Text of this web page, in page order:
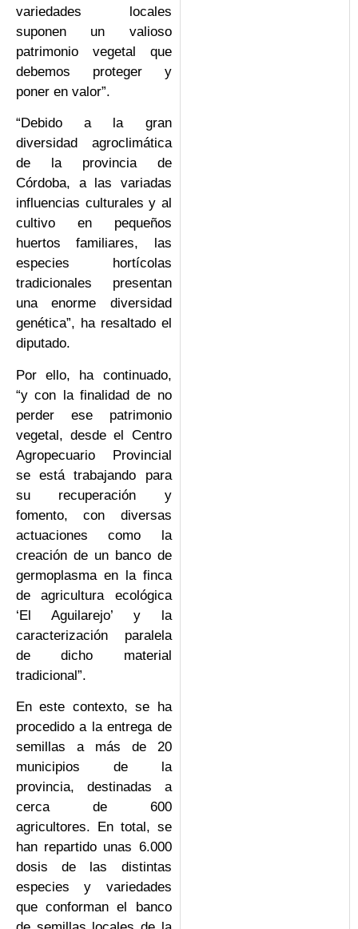
variedades locales
suponen un valioso
patrimonio vegetal que
debemos proteger y
poner en valor”.
“Debido a la gran
diversidad agroclimática
de la provincia de
Córdoba, a las variadas
influencias culturales y al
cultivo en pequeños
huertos familiares, las
especies hortícolas
tradicionales presentan
una enorme diversidad
genética”, ha resaltado el
diputado.
Por ello, ha continuado,
“y con la finalidad de no
perder ese patrimonio
vegetal, desde el Centro
Agropecuario Provincial
se está trabajando para
su recuperación y
fomento, con diversas
actuaciones como la
creación de un banco de
germoplasma en la finca
de agricultura ecológica
‘El Aguilarejo’ y la
caracterización paralela
de dicho material
tradicional”.
En este contexto, se ha
procedido a la entrega de
semillas a más de 20
municipios de la
provincia, destinadas a
cerca de 600
agricultores. En total, se
han repartido unas 6.000
dosis de las distintas
especies y variedades
que conforman el banco